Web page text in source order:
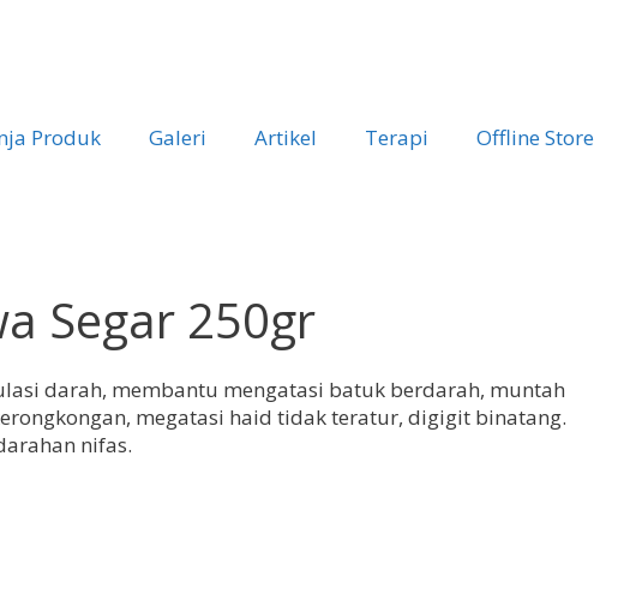
Produk Galeri Artikel Terapi Offline Store
Segar 250gr
darah, membantu mengatasi batuk berdarah, muntah
megatasi haid tidak teratur, digigit binatang.
nifas.